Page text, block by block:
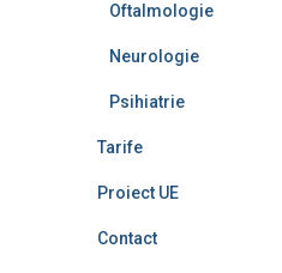
Oftalmologie
Neurologie
Psihiatrie
Tarife
Proiect UE
Contact